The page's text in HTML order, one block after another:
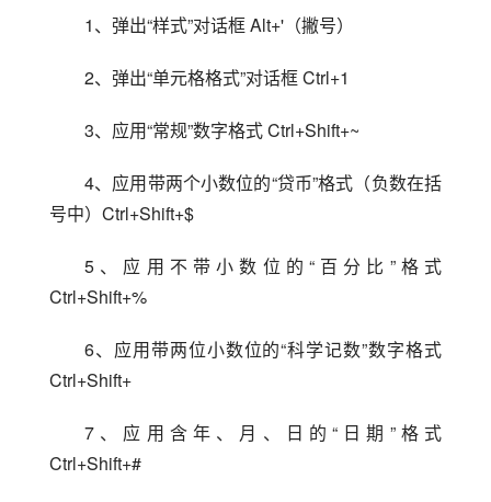
1、弹出“样式”对话框 Alt+'（撇号）
2、弹出“单元格格式”对话框 Ctrl+1
3、应用“常规”数字格式 Ctrl+Shift+~
4、应用带两个小数位的“贷币”格式（负数在括
号中）Ctrl+Shift+$
5、应用不带小数位的“百分比”格式
Ctrl+Shift+%
6、应用带两位小数位的“科学记数”数字格式
Ctrl+Shift+
7、应用含年、月、日的“日期”格式
Ctrl+Shift+#